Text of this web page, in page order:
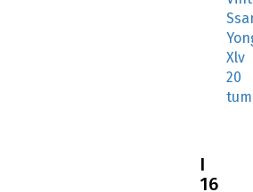
Yong
Xlv
20
tum
16
tum